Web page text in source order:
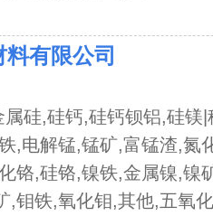
有限公司
硅,硅钙,硅钙钡铝,硅镁
,电解锰,锰矿,富锰渣,氮
铬,硅铬,镍铁,金属镍,镍
,钼铁,氧化钼,其他,五氧